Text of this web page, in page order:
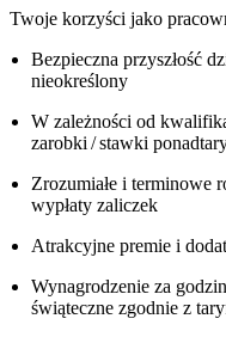
Twoje korzyści jako
Bezpieczna przyszłość
nieokreślony
W zależności od
zarobki / stawki
Zrozumiałe i terminowe
wypłaty zaliczek
Atrakcyjne premie i
Wynagrodzenie za
świąteczne zgodnie z